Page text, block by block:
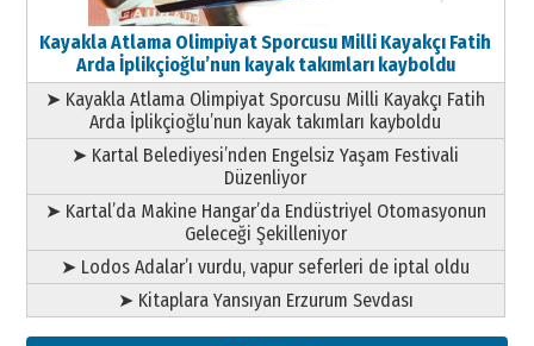
Kayakla Atlama Olimpiyat Sporcusu Milli Kayakçı Fatih
Arda İplikçioğlu’nun kayak takımları kayboldu
➤ Kayakla Atlama Olimpiyat Sporcusu Milli Kayakçı Fatih
Arda İplikçioğlu’nun kayak takımları kayboldu
➤ Kartal Belediyesi’nden Engelsiz Yaşam Festivali
Düzenliyor
➤ Kartal’da Makine Hangar’da Endüstriyel Otomasyonun
Geleceği Şekilleniyor
➤ Lodos Adalar’ı vurdu, vapur seferleri de iptal oldu
➤ Kitaplara Yansıyan Erzurum Sevdası